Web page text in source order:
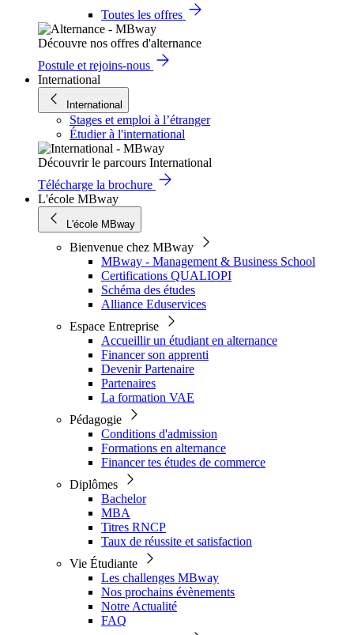
Toutes les offres
Découvre nos offres d'alternance
Postule et rejoins-nous
International
International
Stages et emploi à l’étranger
Étudier à l'international
Découvrir le parcours International
Télécharge la brochure
L'école MBway
L'école MBway
Bienvenue chez MBway
MBway - Management & Business School
Certifications QUALIOPI
Schéma des études
Alliance Eduservices
Espace Entreprise
Accueillir un étudiant en alternance
Financer son apprenti
Devenir Partenaire
Partenaires
La formation VAE
Pédagogie
Conditions d'admission
Formations en alternance
Financer tes études de commerce
Diplômes
Bachelor
MBA
Titres RNCP
Taux de réussite et satisfaction
Vie Étudiante
Les challenges MBway
Nos prochains évènements
Notre Actualité
FAQ